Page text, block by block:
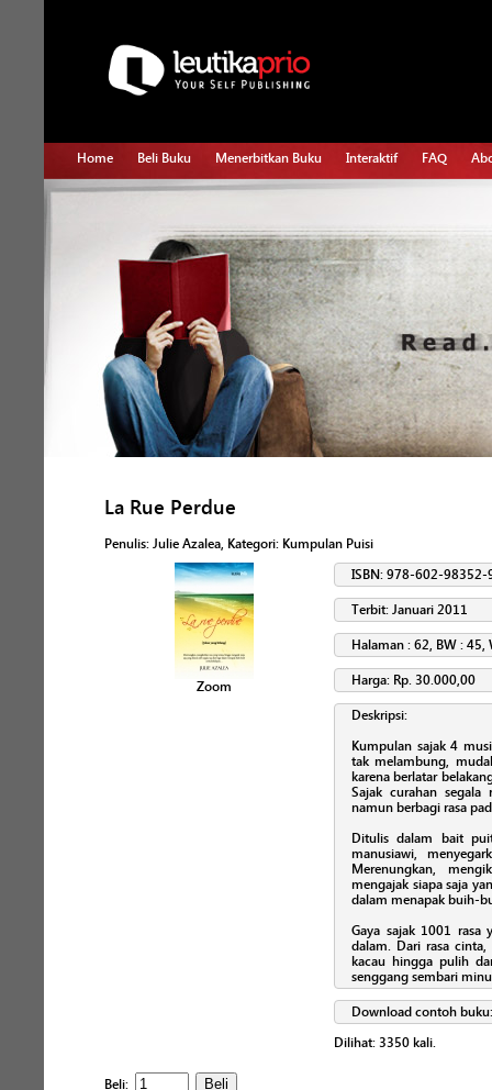
Home Beli Buku Menerbitkan Buku Interaktif FAQ
La Rue Perdue
Penulis: Julie Azalea, Kategori: Kumpulan Puisi
Zoom
ISBN: 978-602-98352-
Terbit: Januari 2011
Halaman : 62, BW : 45,
Harga: Rp. 30.000,00
Deskripsi:
Kumpulan sajak 4
tak melambung,
karena berlatar
Sajak curahan segala
namun berbagi rasa
Ditulis dalam bait
manusiawi,
Merenungkan,
mengajak siapa saja
dalam menapak buih-
Gaya sajak 1001 rasa
dalam. Dari rasa
kacau hingga pulih
senggang sembari
Download contoh
Dilihat: 3350 kali.
Beli: